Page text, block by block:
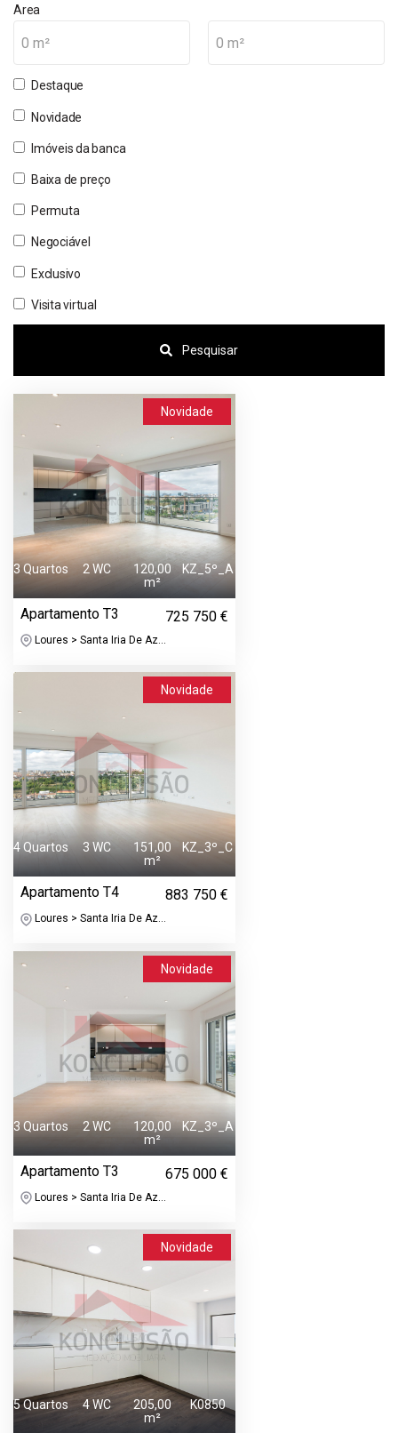
Area
0 m² 0 m²
Destaque
Novidade
Imóveis da banca
Baixa de preço
Permuta
Negociável
Exclusivo
Visita virtual
Pesquisar
Novidade
3 Quartos 2 WC
120,00
m²
KZ_5º_A
Apartamento T3 725 750 €
Loures > Santa Iria De Az...
Novidade
4 Quartos 3 WC
151,00
m²
KZ_3º_C
Apartamento T4 883 750 €
Loures > Santa Iria De Az...
Novidade
3 Quartos 2 WC
120,00
m²
KZ_3º_A
Apartamento T3 675 000 €
Loures > Santa Iria De Az...
Novidade
5 Quartos 4 WC
205,00
m²
K0850